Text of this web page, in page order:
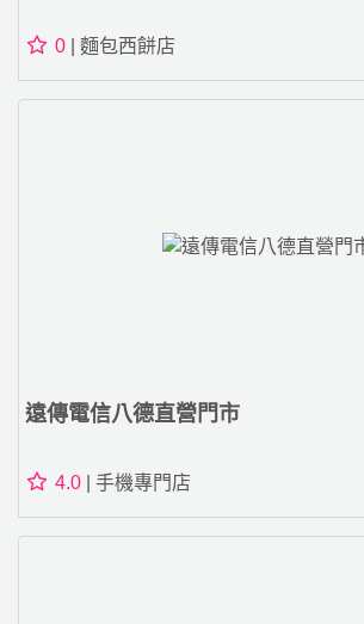
0 | 麵包西餅店
遠傳電信八德直營門市
4.0 | 手機專門店